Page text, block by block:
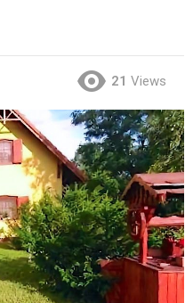
21 Views